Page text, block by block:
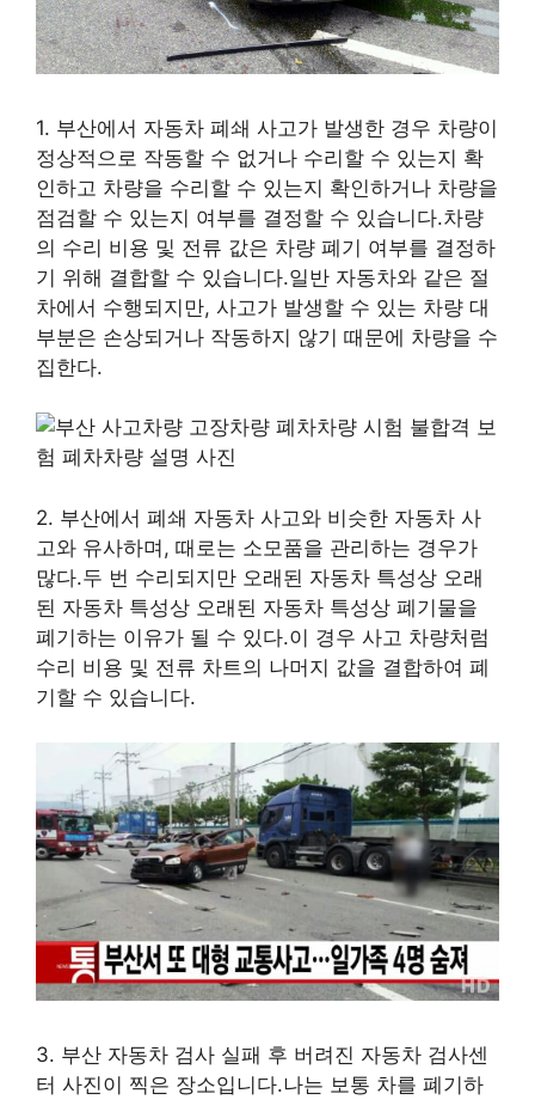
1. 부산에서 자동차 폐쇄 사고가 발생한 경우 차량이
정상적으로 작동할 수 없거나 수리할 수 있는지 확
인하고 차량을 수리할 수 있는지 확인하거나 차량을
점검할 수 있는지 여부를 결정할 수 있습니다.차량
의 수리 비용 및 전류 값은 차량 폐기 여부를 결정하
기 위해 결합할 수 있습니다.일반 자동차와 같은 절
차에서 수행되지만, 사고가 발생할 수 있는 차량 대
부분은 손상되거나 작동하지 않기 때문에 차량을 수
집한다.
2. 부산에서 폐쇄 자동차 사고와 비슷한 자동차 사
고와 유사하며, 때로는 소모품을 관리하는 경우가
많다.두 번 수리되지만 오래된 자동차 특성상 오래
된 자동차 특성상 오래된 자동차 특성상 폐기물을
폐기하는 이유가 될 수 있다.이 경우 사고 차량처럼
수리 비용 및 전류 차트의 나머지 값을 결합하여 폐
기할 수 있습니다.
3. 부산 자동차 검사 실패 후 버려진 자동차 검사센
터 사진이 찍은 장소입니다.나는 보통 차를 폐기하